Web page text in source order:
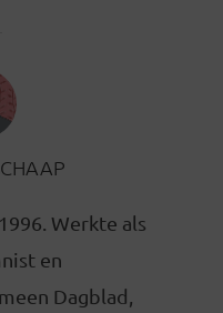
Werkte als
en
Dagblad,